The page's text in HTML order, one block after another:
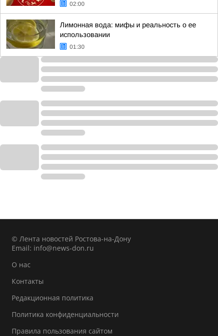
02:00
Лимонная вода: мифы и реальность о ее
использовании
01:30
© Лента новостей Ростова-на-Дону
Email: info@news-don.ru
О нас
Контакты
Редакционная политика
Политика конфиденциальности
Правила пользования сайтом